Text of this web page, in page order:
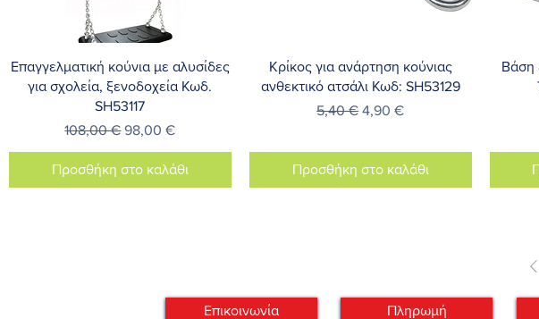
Γρήγορη προβολή
Επαγγελματική κούνια με αλυσίδες
για σχολεία, ξενοδοχεία Κωδ.
SH53117
Κανονική τιμή
108,00 € Τιμή Έκπτωσης
98,00 €
Προσθήκη στο καλάθι
Γρήγορη προβολή
Κρίκος για ανάρτηση κούνιας
ανθεκτικό ατσάλι Κωδ: SH53129
Κανονική τιμή
5,40 € Τιμή Έκπτωσης
4,90 €
Προσθήκη στο καλάθι
Βάση
Επικοινωνία Πληρωμή